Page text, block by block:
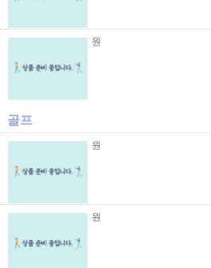
원
골프
원
원